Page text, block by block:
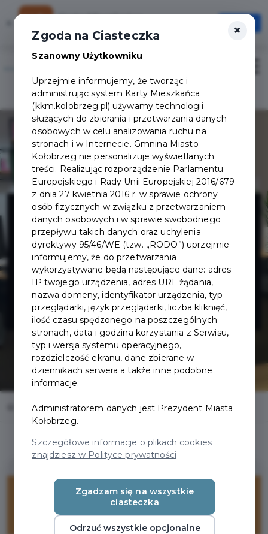
Szybciej, wygodniej, zawsze pod ręką
Otwórz
Logowanie/Rejestracja
HAIRBOX -
SKLEP I
HURTOWNIA
FRYZJERSKA
Home Oferty HAIRBOX - SKLEP I HURTOWNIA FRYZJERSKA
10%
ZNIŻKI
×
Zgoda na Ciasteczka
Szanowny Użytkowniku
Uprzejmie informujemy, że tworząc i
administrując system Karty Mieszkańca
(kkm.kolobrzeg.pl) używamy technologii
służących do zbierania i przetwarzania danych
osobowych w celu analizowania ruchu na
stronach i w Internecie. Gmnina Miasto
Kołobrzeg nie personalizuje wyświetlanych
treści. Realizując rozporządzenie Parlamentu
Europejskiego i Rady Unii Europejskiej 2016/679
z dnia 27 kwietnia 2016 r. w sprawie ochrony
osób fizycznych w związku z przetwarzaniem
danych osobowych i w sprawie swobodnego
przepływu takich danych oraz uchylenia
dyrektywy 95/46/WE (tzw. „RODO”) uprzejmie
informujemy, że do przetwarzania
wykorzystywane będą następujące dane: adres
IP twojego urządzenia, adres URL żądania,
nazwa domeny, identyfikator urządzenia, typ
przeglądarki, język przeglądarki, liczba kliknięć,
ilość czasu spędzonego na poszczególnych
stronach, data i godzina korzystania z Serwisu,
typ i wersja systemu operacyjnego,
rozdzielczość ekranu, dane zbierane w
dziennikach serwera a także inne podobne
informacje.
Administratorem danych jest Prezydent Miasta
Kołobrzeg.
Szczegółowe informacje o plikach cookies
znajdziesz w Polityce prywatności
Zgadzam się na wszystkie
ciasteczka
Odrzuć wszystkie opcjonalne